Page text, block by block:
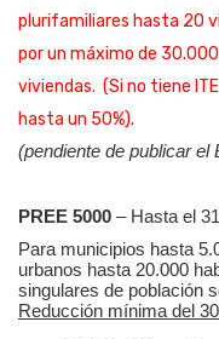
plurifamiliares hasta 20
por un máximo de
viviendas. (Si no tiene
hasta un 50%).
(pendiente de publicar el
PREE 5000 – Hasta el
Para municipios hasta
urbanos hasta 20.000
singulares de población
Reducción mínima del